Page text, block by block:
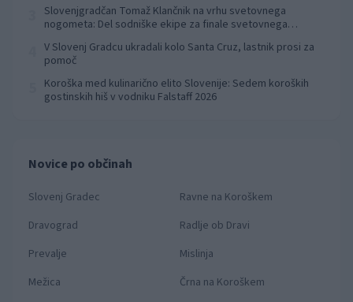
Slovenjgradčan Tomaž Klančnik na vrhu svetovnega
nogometa: Del sodniške ekipe za finale svetovnega
V Slovenj Gradcu ukradali kolo Santa Cruz, lastnik prosi za
pomoč
Koroška med kulinarično elito Slovenije: Sedem koroških
gostinskih hiš v vodniku Falstaff 2026
Novice po občinah
Slovenj Gradec
Ravne na Koroškem
Dravograd
Radlje ob Dravi
Prevalje
Mislinja
Mežica
Črna na Koroškem